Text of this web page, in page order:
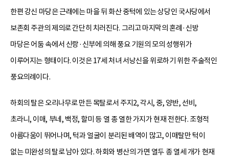
한편 강신 마당은 근래에는 마을 뒤 화산 중턱에 있는 상당인 국사당에서
보존회 주관의 제의로 간단히 치러진다. 그리고 마지막의 혼례·신방
마당은 어둠 속에서 신랑·신부에 의해 풍요 기원의 모의 성행위가
이루어지는 형태이다. 이것은 17세 처녀 서낭신을 위로하기 위한 주술적인
풍요의례이다.
하회의 탈은 오리나무로 만든 목탈로서 주지2, 각시, 중, 양반, 선비,
초라니, 이매, 부네, 백정, 할미 등 열 종 열한 가지가 현재 전한다. 조형적
아름다움이 뛰어나며, 턱과 얼굴이 분리된 배역이 많고, 이매탈만 턱이
없는 미완성의 탈로 남아 있다. 하회와 병산의 가면 열두 종 열세 개가 현재